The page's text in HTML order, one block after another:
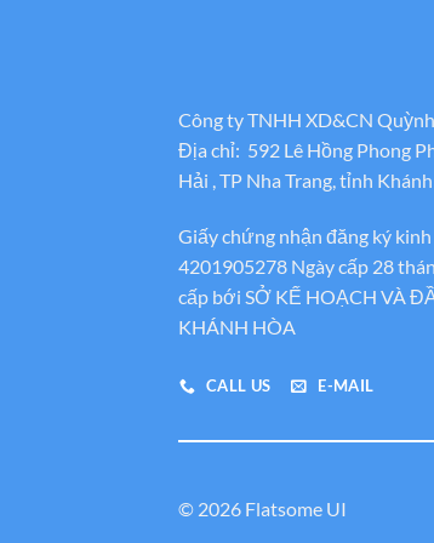
Công ty TNHH XD&CN
Địa chỉ: 592 Lê Hồng Phong
Hải , TP Nha Trang, tỉnh
Giấy chứng nhận đăng ký
4201905278 Ngày cấp 28
cấp bới SỞ KẾ HOẠCH VÀ
KHÁNH HÒA
CALL US E-MAIL
© 2026 Flatsome UI